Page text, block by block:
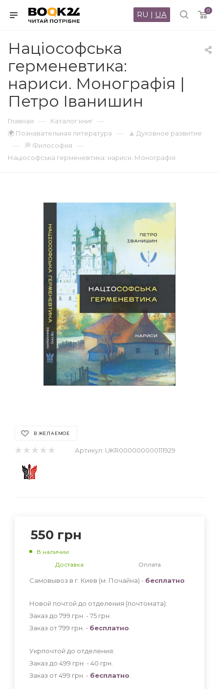
0
RU | UA
Націософська
герменевтика:
нариси. Монографія |
Петро Іванишин
Главная — Каталог книг —
🌍 Познавательная литература — 🧘 Духовное развитие
— 💭 Философия —
Націософська герменевтика: нариси. Монографія
В ЖЕЛАЕМОЕ
Артикул: UKR000000000111929
550 грн
В наличии
Доставка
Оплата
Самовывоз в г. Киев (м. Почайна) - бесплатно
Новой почтой до отделения (почтомата):
Заказ до 799 грн. - 75 грн
Заказ от 799 грн. - бесплатно
Укрпочтой до отделения:
Заказ до 499 грн. - 40 грн
Заказ от 499 грн. - бесплатно